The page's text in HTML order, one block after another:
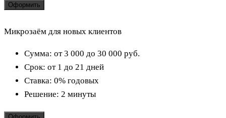
Оформить
Микрозаём для новых клиентов
Сумма: от 3 000 до 30 000 руб.
Срок: от 1 до 21 дней
Ставка: 0% годовых
Решение: 2 минуты